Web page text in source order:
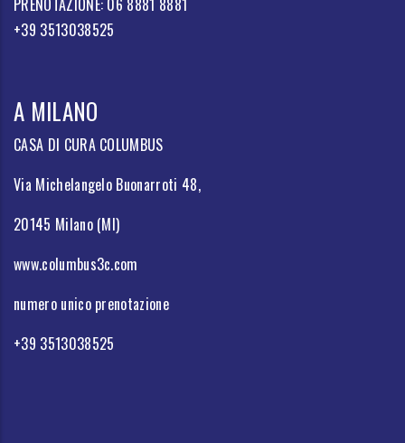
PRENOTAZIONE: 06 8881 8881
+39 3513038525
A MILANO
CASA DI CURA COLUMBUS
Via Michelangelo Buonarroti 48,
20145 Milano (MI)
www.columbus3c.com
numero unico prenotazione
+39 3513038525